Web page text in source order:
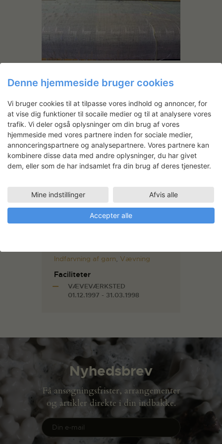
Jette Gemzøe
Jette Gemzøe er uddannet som
væver og tekstilkunstner i
perioden 1960-1964 ved John og
Kirsten Beckers væveværksted.
Hun fik i 2005 tildelt Thorvald
utrættelige udforskning af det
tekstile medie og fine kunstneriske
indsats.
Indfarvning af garn, Vævning
Faciliteter
VÆVEVÆRKSTED
01.12.1997 - 31.03.1998
Nyhedsbrev
Få ansøgningsfrister, arrangementer
og artikler direkte i din indbakke.
Denne hjemmeside bruger cookies
Vi bruger cookies til at tilpasse vores indhold og annoncer, for
at vise dig funktioner til socaile medier og til at analysere vores
trafik. Vi deler også oplysninger om din brug af vores
hjemmeside med vores partnere inden for sociale medier,
annonceringspartnere og analysepartnere. Vores partnere kan
kombinere disse data med andre oplysninger, du har givet
dem, eller som de har indsamlet fra din brug af deres tjenester.
Mine indstillinger Afvis alle
Accepter alle